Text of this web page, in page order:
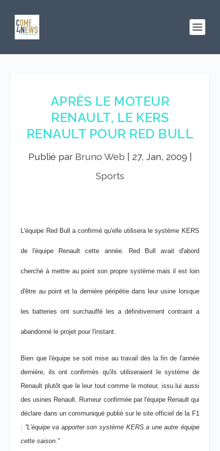
APRÈS LE MOTEUR
RENAULT, LE KERS
RENAULT POUR RED BULL
Publié par Bruno Web 27, Jan, 2009
Sports
L'équipe Red Bull a confirmé qu'elle utilisera le système KERS
de l'équipe Renault cette année. Red Bull avait d'abord
cherché à mettre au point son propre système mais il est loin
d'être au point et la dernière péripétie dans leur usine lorsque
les batteries ont surchauffé les a définitivement contraint a
abandonné le projet pour l'instant.
Bien que l'équipe se soit mise au travail dès la fin de l'année
dernière, ils ont confirmés qu'ils utiliseraient le système de
Renault plutôt que le leur tout comme le moteur, issu lui aussi
des usines Renault. Rumeur confirmée par l'équipe Renault qui
déclare dans un communiqué publié sur le site officiel de la F1
: ''L'équipe va apporter son système KERS a une autre équipe
cette saison.''